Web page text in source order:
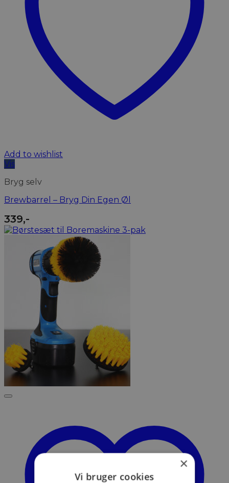
Add to wishlist
Vis
Bryg selv
Brewbarrel – Bryg Din Egen Øl
339,-
×
Vi bruger cookies